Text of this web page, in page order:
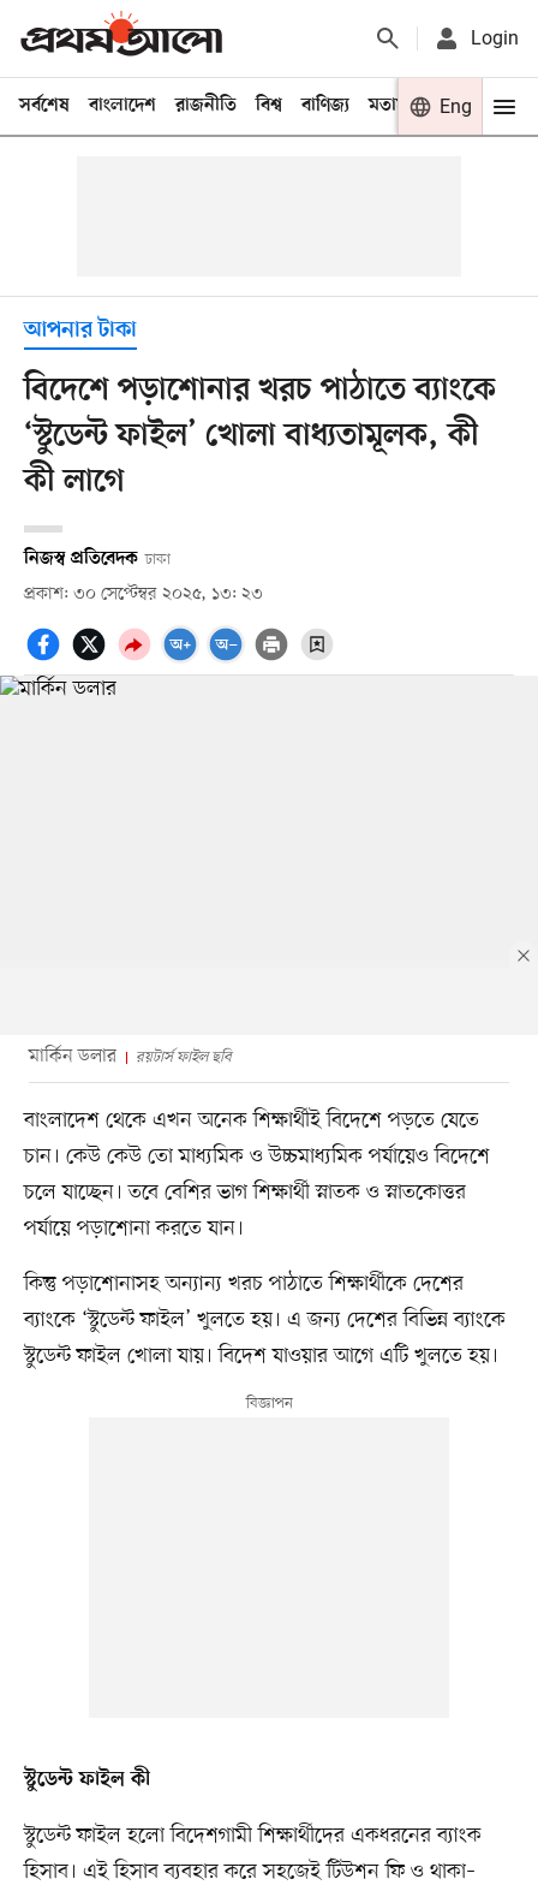
Login
সর্বশেষ বাংলাদেশ রাজনীতি বিশ্ব বাণিজ্য মতামত খেলা
Eng
আপনার টাকা
বিদেশে পড়াশোনার খরচ পাঠাতে ব্যাংকে
‘স্টুডেন্ট ফাইল’ খোলা বাধ্যতামূলক, কী
কী লাগে
নিজস্ব প্রতিবেদক ঢাকা
প্রকাশ: ৩০ সেপ্টেম্বর ২০২৫, ১৩: ২৩
মার্কিন ডলার রয়টার্স ফাইল ছবি
বাংলাদেশ থেকে এখন অনেক শিক্ষার্থীই বিদেশে পড়তে যেতে
চান। কেউ কেউ তো মাধ্যমিক ও উচ্চমাধ্যমিক পর্যায়েও বিদেশে
চলে যাচ্ছেন। তবে বেশির ভাগ শিক্ষার্থী স্নাতক ও স্নাতকোত্তর
পর্যায়ে পড়াশোনা করতে যান।
কিন্তু পড়াশোনাসহ অন্যান্য খরচ পাঠাতে শিক্ষার্থীকে দেশের
ব্যাংকে ‘স্টুডেন্ট ফাইল’ খুলতে হয়। এ জন্য দেশের বিভিন্ন ব্যাংকে
স্টুডেন্ট ফাইল খোলা যায়। বিদেশ যাওয়ার আগে এটি খুলতে হয়।
স্টুডেন্ট ফাইল কী
স্টুডেন্ট ফাইল হলো বিদেশগামী শিক্ষার্থীদের একধরনের ব্যাংক
হিসাব। এই হিসাব ব্যবহার করে সহজেই টিউশন ফি ও থাকা–